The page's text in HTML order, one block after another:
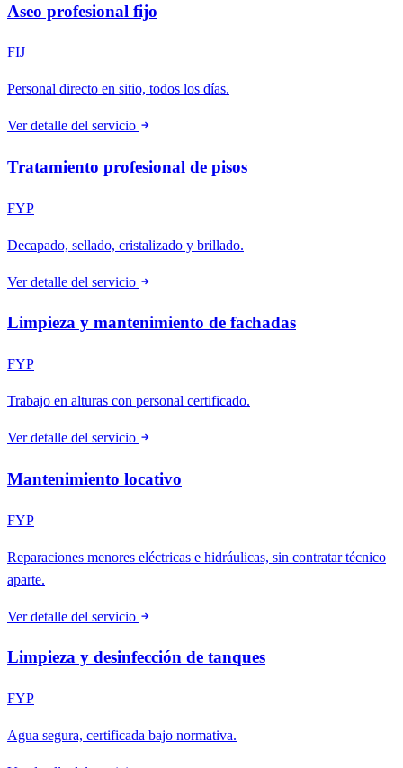
Aseo profesional fijo
FIJ
Personal directo en sitio, todos los días.
Ver detalle del servicio
Tratamiento profesional de pisos
FYP
Decapado, sellado, cristalizado y brillado.
Ver detalle del servicio
Limpieza y mantenimiento de fachadas
FYP
Trabajo en alturas con personal certificado.
Ver detalle del servicio
Mantenimiento locativo
FYP
Reparaciones menores eléctricas e hidráulicas, sin contratar técnico
aparte.
Ver detalle del servicio
Limpieza y desinfección de tanques
FYP
Agua segura, certificada bajo normativa.